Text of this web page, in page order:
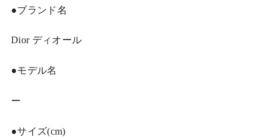
●ブランド名
Dior ディオール
●モデル名
ー
●サイズ(cm)